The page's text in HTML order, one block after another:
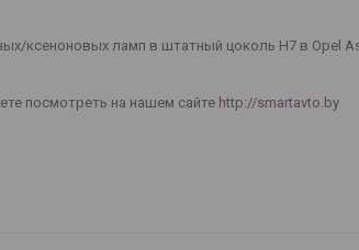
ксеноновых ламп в штатный цоколь H7 в Opel
посмотреть на нашем сайте http://smartavto.by